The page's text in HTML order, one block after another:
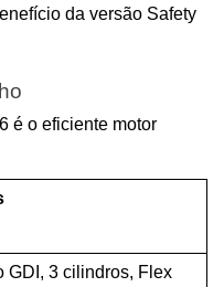
da versão Safety
é o eficiente motor
GDI, 3 cilindros, Flex